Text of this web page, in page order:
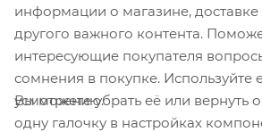
информации о магазине,
другого важного контента.
интересующие покупателя
сомнения в покупке. Используйте
усмотрению.
Вы можете убрать её или вернуть
одну галочку в настройках